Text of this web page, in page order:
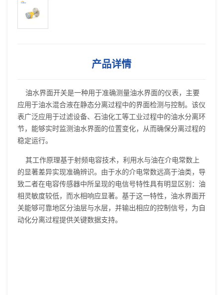
产品详情
油水界面开关是一种用于准确测量油水界面的仪表，主要
应用于油水混合液在静态分离过程中的界面检测与控制。该仪
表广泛应用于过滤设备、石油化工等工业过程中的油水分离环
节，能够实时监测油水界面的位置变化，从而确保分离过程的
稳定运行。
其工作原理基于射频电容技术，利用水与油在介电常数上
的显著差异实现准确辨识。由于水的介电常数远高于油类，导
致二者在电容传感器中所呈现的电信号特性具有明显区别：油
相灵敏度较低，而水相响应显著。基于这一特性，油水界面开
关能够可靠地区分油层与水层，并输出相应的控制信号，为自
动化分离过程提供关键数据支持。